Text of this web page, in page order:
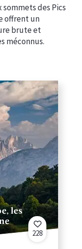
sommets des Pics
offrent un
brute et
méconnus.
les
228